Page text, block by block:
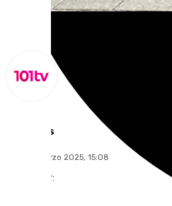
Lynx Devs
lunes, 3 marzo 2025, 15:08
Compartir: